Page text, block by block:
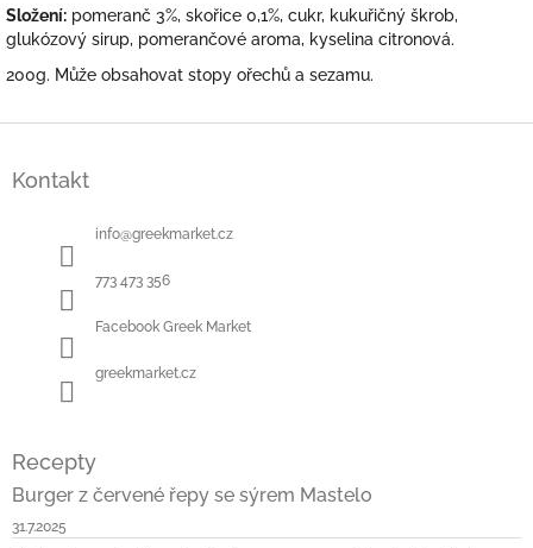
Složení: pomeranč 3%, skořice 0,1%, cukr, kukuřičný škrob,
glukózový sirup, pomerančové aroma, kyselina citronová.
200g. Může obsahovat stopy ořechů a sezamu.
Kontakt
info@greekmarket.cz
773 473 356
Facebook Greek Market
greekmarket.cz
Recepty
Burger z červené řepy se sýrem Mastelo
31.7.2025